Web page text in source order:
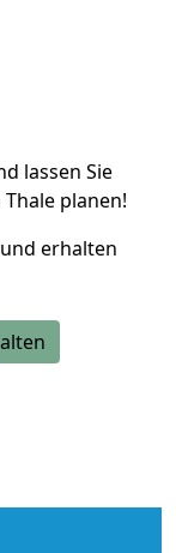
lassen Sie
planen!
und erhalten